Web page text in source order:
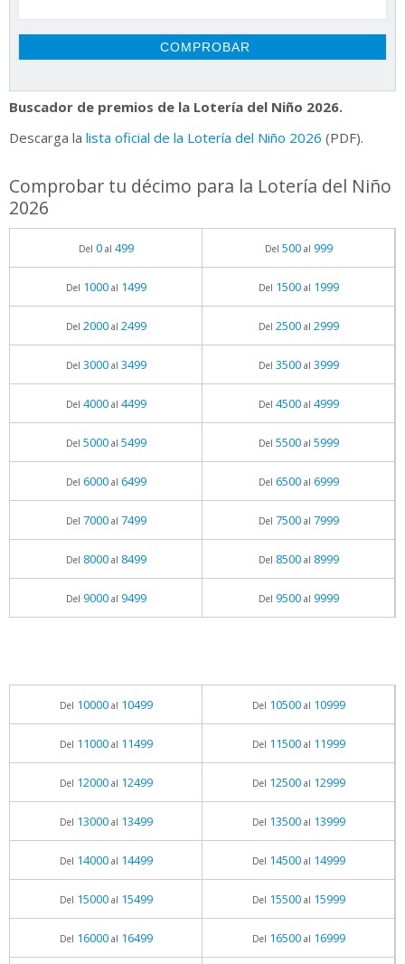
Buscador de premios de la Lotería del Niño 2026.
Descarga la lista oficial de la Lotería del Niño 2026 (PDF).
Comprobar tu décimo para la Lotería del Niño
2026
Del 0al 499 Del 500al 999
Del 1000al 1499 Del 1500al 1999
Del 2000al 2499 Del 2500al 2999
Del 3000al 3499 Del 3500al 3999
Del 4000al 4499 Del 4500al 4999
Del 5000al 5499 Del 5500al 5999
Del 6000al 6499 Del 6500al 6999
Del 7000al 7499 Del 7500al 7999
Del 8000al 8499 Del 8500al 8999
Del 9000al 9499 Del 9500al 9999
Del 10000al 10499 Del 10500al 10999
Del 11000al 11499 Del 11500al 11999
Del 12000al 12499 Del 12500al 12999
Del 13000al 13499 Del 13500al 13999
Del 14000al 14499 Del 14500al 14999
Del 15000al 15499 Del 15500al 15999
Del 16000al 16499 Del 16500al 16999